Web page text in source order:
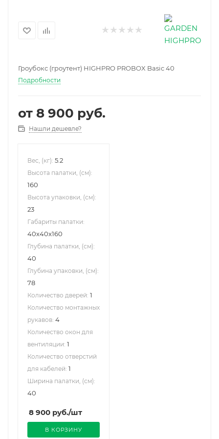
Гроубокс (гроутент) HIGHPRO PROBOX Basic 40
Подробности
от 8 900 руб.
Нашли дешевле?
Вес, (кг): 5.2
Высота палатки, (см):
160
Высота упаковки, (см):
23
Габариты палатки:
40x40x160
Глубина палатки, (см):
40
Глубина упаковки, (см):
78
Количество дверей: 1
Количество монтажных
рукавов: 4
Количество окон для
вентиляции: 1
Количество отверстий
для кабелей: 1
Ширина палатки, (см):
40
8 900 руб./шт
В КОРЗИНУ